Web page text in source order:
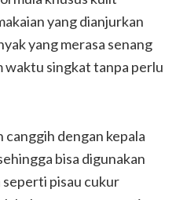
yang dianjurkan
yang merasa senang
waktu singkat tanpa perlu
dengan kepala
bisa digunakan
seperti pisau cukur